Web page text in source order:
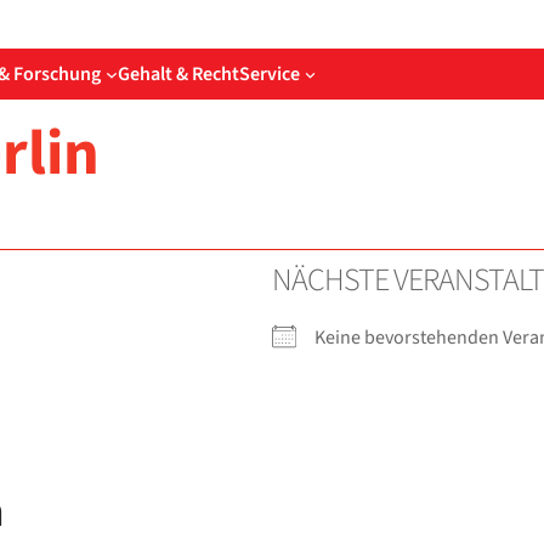
Forschung Gehalt & RechtService
NÄCHS­TE
Kei­ne bevor­ste­hen­den